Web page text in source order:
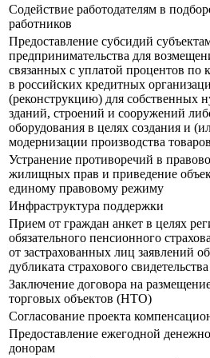
Содействие работодателям в
работников
Предоставление субсидий
предпринимательства для
связанных с уплатой процентов по
в российских кредитных
(реконструкцию) для собственных
зданий, строений и сооружений
оборудования в целях создания и
модернизации производства
Устранение противоречий в
жилищных прав и приведение
единому правовому режиму
Инфраструктура поддержки
Прием от граждан анкет в целях
обязательного пенсионного
от застрахованных лиц заявлений
дубликата страхового свидетельства
Заключение договора на
торговых объектов (НТО)
Согласование проекта
Предоставление ежегодной
донорам